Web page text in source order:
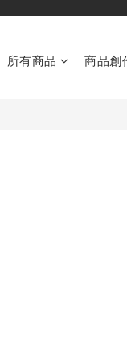
所有商品 商品創